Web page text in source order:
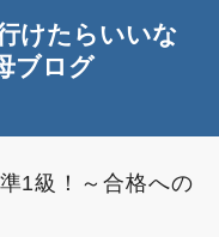
けたらいいな
ブログ
1級！～合格への